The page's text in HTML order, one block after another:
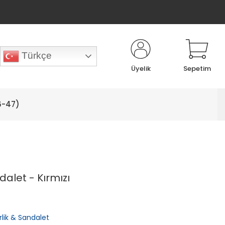
Türkçe
Üyelik Sepetim
47)
- Kırmızı
& Sandalet